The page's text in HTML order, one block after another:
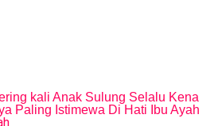
kali Anak Sulung Selalu Kena
Paling Istimewa Di Hati Ibu Ayah